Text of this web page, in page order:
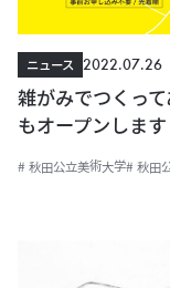
ニュース
2022.07.26
雑がみでつくっ
もオープンします
# 秋田公立美術大学# 秋田